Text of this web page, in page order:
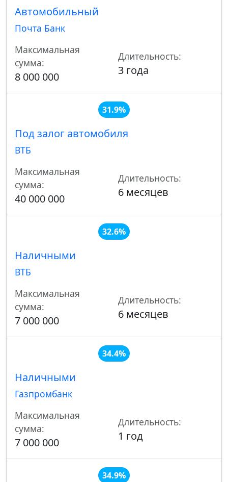
Автомобильный
Почта Банк
Максимальная
сумма:
8 000 000
Длительность:
3 года
31.9%
Под залог автомобиля
ВТБ
Максимальная
сумма:
40 000 000
Длительность:
6 месяцев
32.6%
Наличными
ВТБ
Максимальная
сумма:
7 000 000
Длительность:
6 месяцев
34.4%
Наличными
Газпромбанк
Максимальная
сумма:
7 000 000
Длительность:
1 год
34.9%